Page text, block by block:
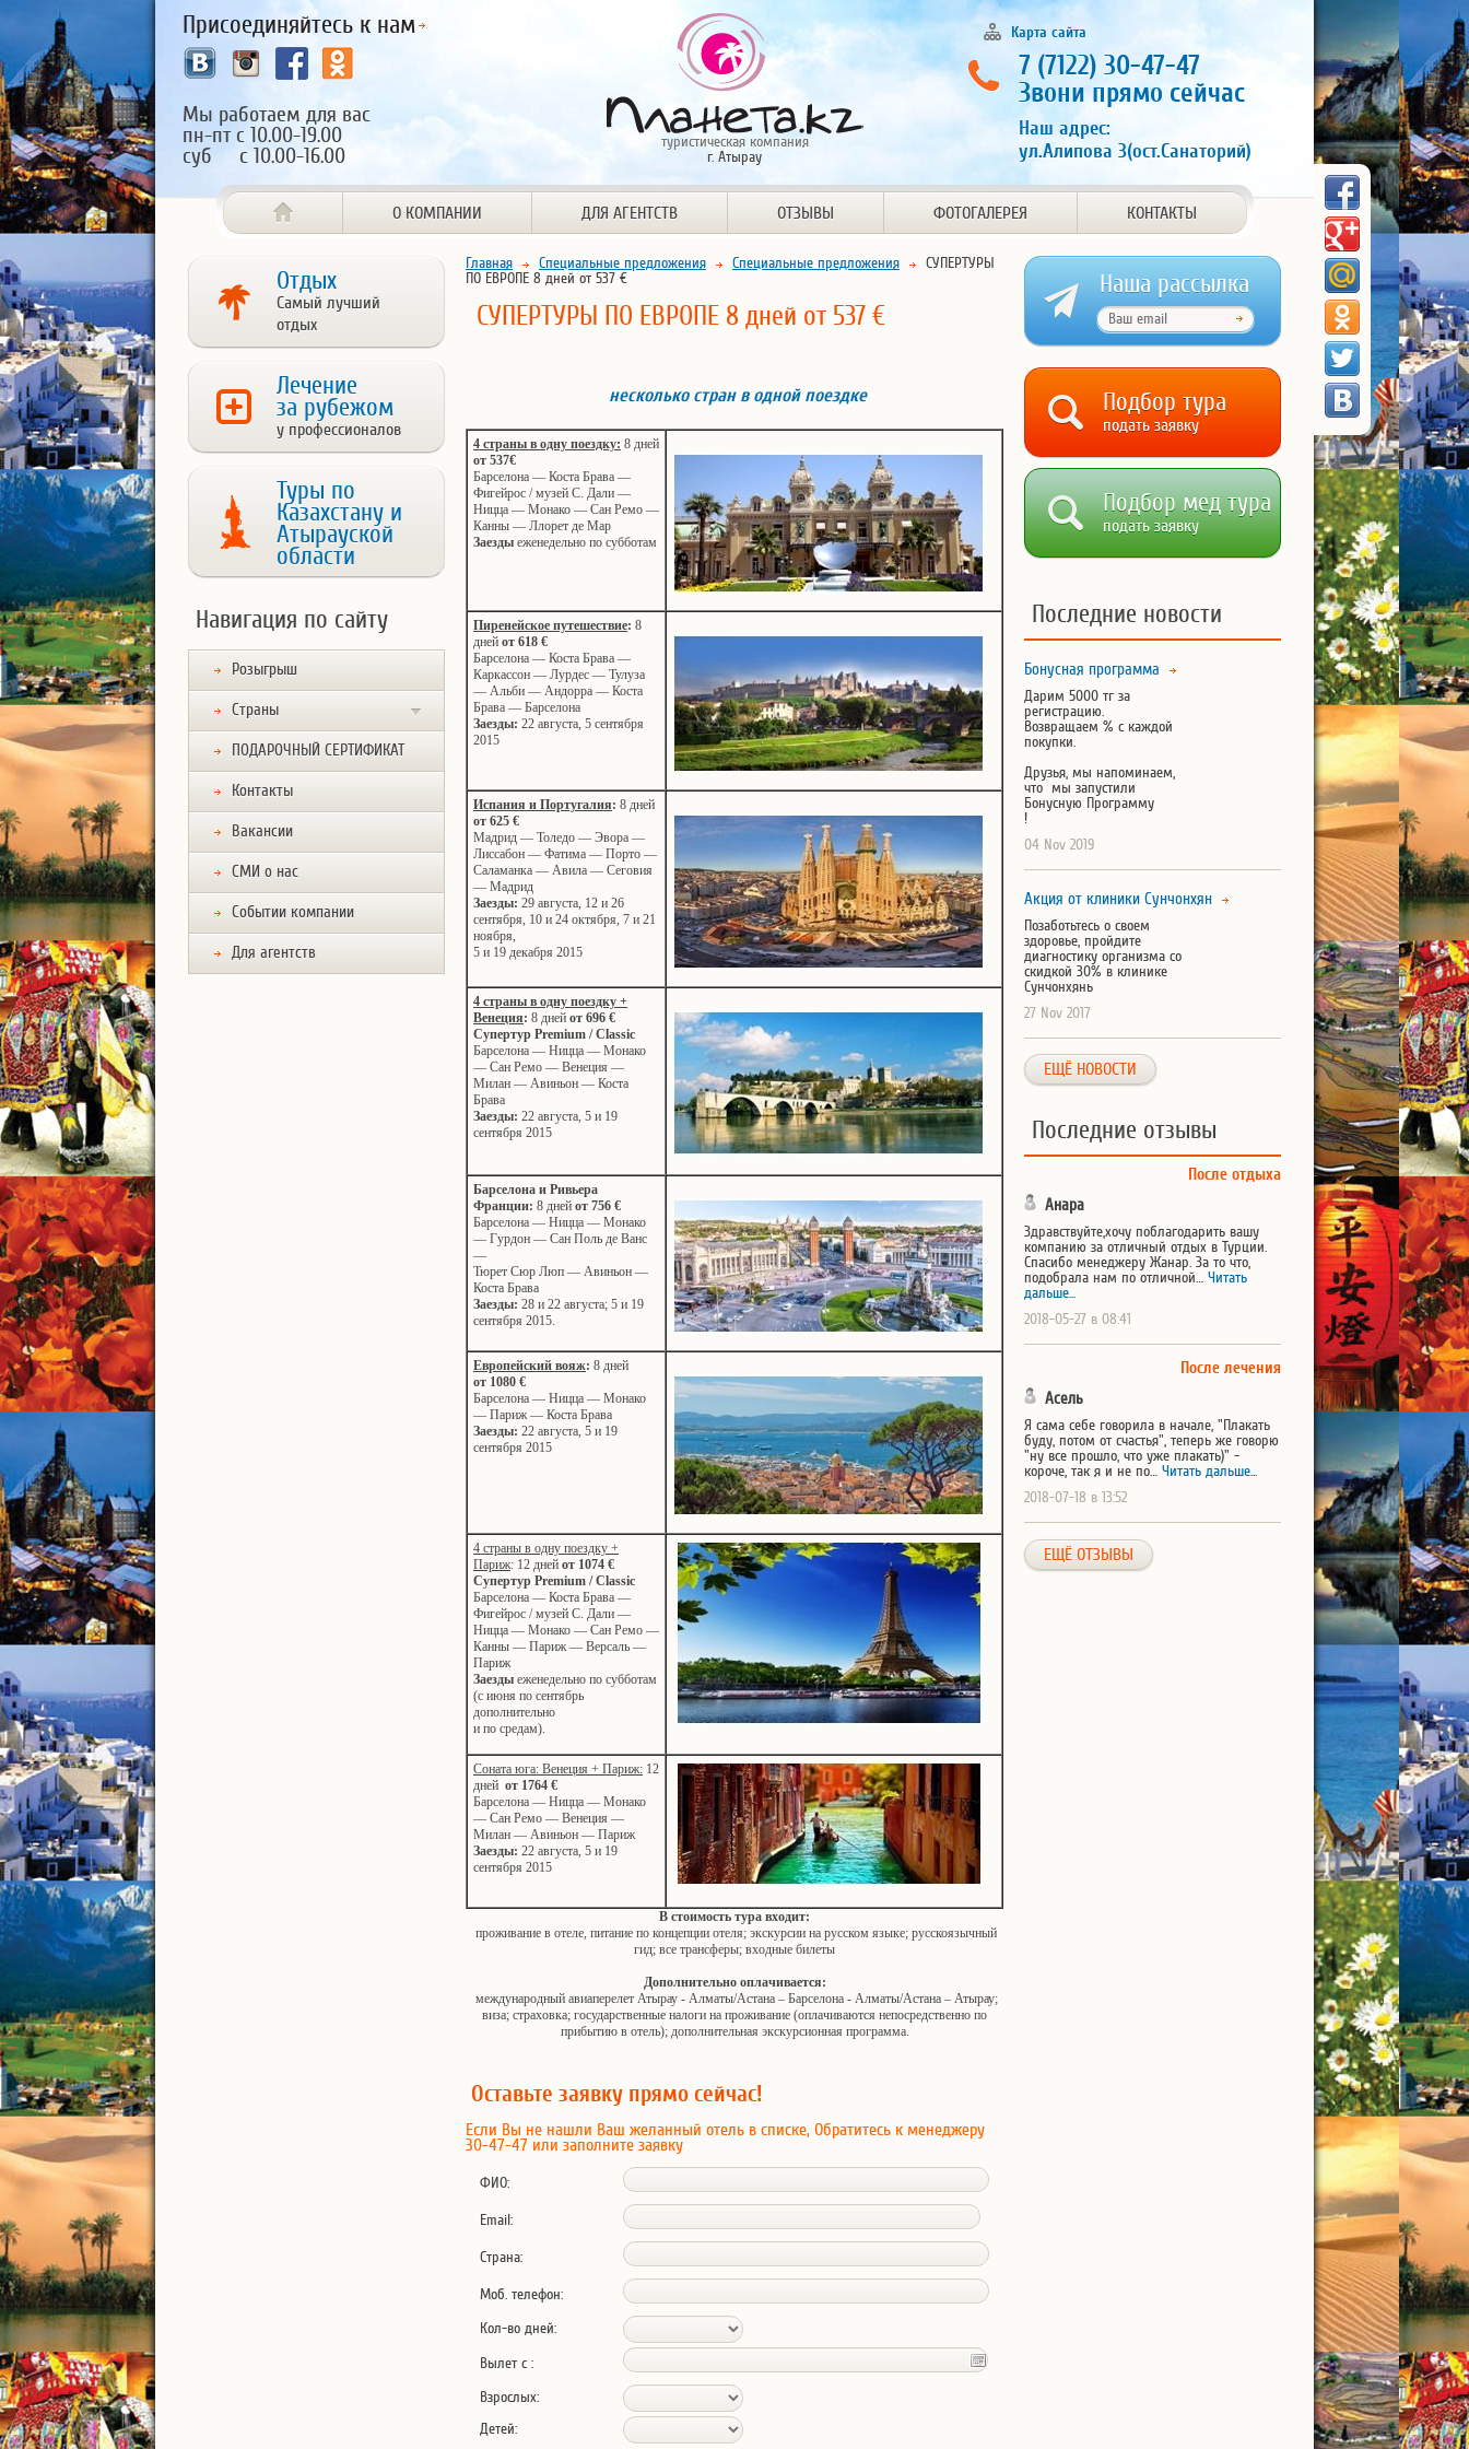
Присоединяйтесь к нам
Мы работаем для вас
пн-пт с 10.00-19.00
суб с 10.00-16.00
туристическая компания
г. Атырау
Карта сайта
7 (7122) 30-47-47
Звони прямо сейчас
Наш адрес:
ул.Алипова 3(ост.Санаторий)
О КОМПАНИИ ДЛЯ АГЕНТСТВ ОТЗЫВЫ ФОТОГАЛЕРЕЯ КОНТАКТЫ
Отдых
Самый лучший
отдых
Лечение
за рубежом
у профессионалов
Туры по
Казахстану и
Атырауской
области
Навигация по сайту
Розыгрыш
Страны
ПОДАРОЧНЫЙ СЕРТИФИКАТ
Контакты
Вакансии
СМИ о нас
Событии компании
Для агентств
Главная Специальные предложения Специальные предложения
СУПЕРТУРЫ
ПО ЕВРОПЕ 8 дней от 537 €
СУПЕРТУРЫ ПО ЕВРОПЕ 8 дней от 537 €
несколько стран в одной поездке
4 страны в одну поездку: 8 дней
от 537€
Барселона — Коста Брава —
Фигейрос / музей С. Дали —
Ницца — Монако — Сан Ремо —
Канны — Ллорет де Мар
Заезды еженедельно по субботам
Пиренейское путешествие: 8
дней от 618 €
Барселона — Коста Брава —
Каркассон — Лурдес — Тулуза
— Альби — Андорра — Коста
Брава — Барселона
Заезды: 22 августа, 5 сентября
2015
Испания и Португалия: 8 дней
от 625 €
Мадрид — Толедо — Эвора —
Лиссабон — Фатима — Порто —
Саламанка — Авила — Сеговия
— Мадрид
Заезды: 29 августа, 12 и 26
сентября, 10 и 24 октября, 7 и 21
ноября,
5 и 19 декабря 2015
4 страны в одну поездку +
Венеция: 8 дней от 696 €
Супертур Premium / Classic
Барселона — Ницца — Монако
— Сан Ремо — Венеция —
Милан — Авиньон — Коста
Брава
Заезды: 22 августа, 5 и 19
сентября 2015
Барселона и Ривьера
Франции: 8 дней от 756 €
Барселона — Ницца — Монако
— Гурдон — Сан Поль де Ванс
—
Тюрет Сюр Люп — Авиньон —
Коста Брава
Заезды: 28 и 22 августа; 5 и 19
сентября 2015.
Европейский вояж: 8 дней
от 1080 €
Барселона — Ницца — Монако
— Париж — Коста Брава
Заезды: 22 августа, 5 и 19
сентября 2015
4 страны в одну поездку +
Париж: 12 дней от 1074 €
Супертур Premium / Classic
Барселона — Коста Брава —
Фигейрос / музей С. Дали —
Ницца — Монако — Сан Ремо —
Канны — Париж — Версаль —
Париж
Заезды еженедельно по субботам
(с июня по сентябрь
дополнительно
и по средам).
Соната юга: Венеция + Париж: 12
дней от 1764 €
Барселона — Ницца — Монако
— Сан Ремо — Венеция —
Милан — Авиньон — Париж
Заезды: 22 августа, 5 и 19
сентября 2015
В стоимость тура входит:
проживание в отеле, питание по концепции отеля; экскурсии на русском языке; русскоязычный
гид; все трансферы; входные билеты
Дополнительно оплачивается:
международный авиаперелет Атырау - Алматы/Астана – Барселона - Алматы/Астана – Атырау;
виза; страховка; государственные налоги на проживание (оплачиваются непосредственно по
прибытию в отель); дополнительная экскурсионная программа.
Оставьте заявку прямо сейчас!
Если Вы не нашли Ваш желанный отель в списке, Обратитесь к менеджеру
30-47-47 или заполните заявку
ФИО:
Email:
Страна:
Моб. телефон:
Кол-во дней:
Вылет с :
Взрослых:
Детей:
Наша рассылка
Подбор тура
подать заявку
Подбор мед тура
подать заявку
Последние новости
Бонусная программа
Дарим 5000 тг за
регистрацию.
Возвращаем % с каждой
покупки.
Друзья, мы напоминаем,
что мы запустили
Бонусную Программу
!
04 Nov 2019
Акция от клиники Сунчонхян
Позаботьтесь о своем
здоровье, пройдите
диагностику организма со
скидкой 30% в клинике
Сунчонхянь
27 Nov 2017
ЕЩЁ НОВОСТИ
Последние отзывы
После отдыха
Анара
Здравствуйте,хочу поблагодарить вашу
компанию за отличный отдых в Турции.
Спасибо менеджеру Жанар. За то что,
подобрала нам по отличной… Читать
дальше...
2018-05-27 в 08:41
После лечения
Асель
Я сама себе говорила в начале, "Плакать
буду, потом от счастья", теперь же говорю
"ну все прошло, что уже плакать)" -
короче, так я и не по… Читать дальше...
2018-07-18 в 13:52
ЕЩЁ ОТЗЫВЫ